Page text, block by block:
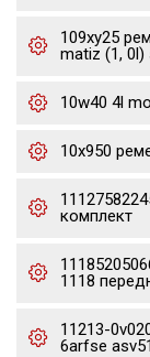
109xy25
matiz (1, 0l)
10w40 4l
10x950
комплект
1118
11213-
6arfse